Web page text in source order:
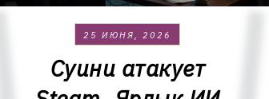
25 ИЮНЯ, 2026
Суини атакует